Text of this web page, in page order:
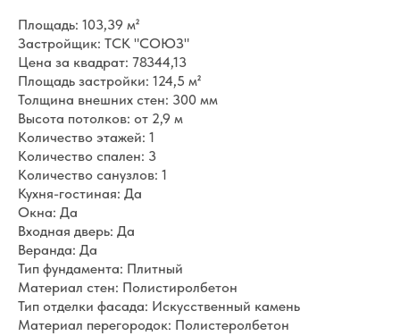
Площадь: 103,39 м²
Застройщик: ТСК "СОЮЗ"
Цена за квадрат: 78344,13
Площадь застройки: 124,5 м²
Толщина внешних стен: 300 мм
Высота потолков: от 2,9 м
Количество этажей: 1
Количество спален: 3
Количество санузлов: 1
Кухня-гостиная: Да
Окна: Да
Входная дверь: Да
Веранда: Да
Тип фундамента: Плитный
Материал стен: Полистиролбетон
Тип отделки фасада: Искусственный камень
Материал перегородок: Полистеролбетон